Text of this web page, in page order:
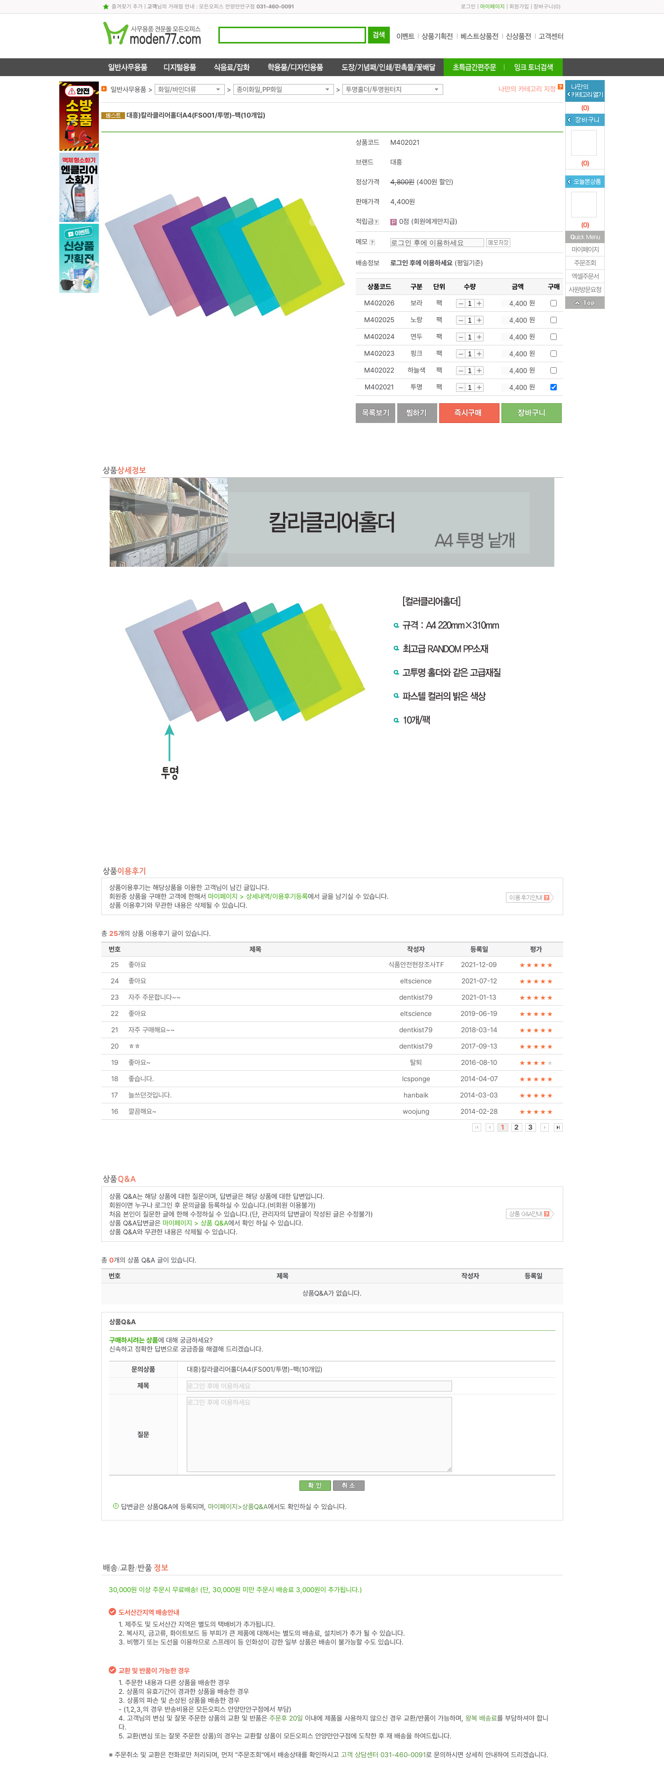
즐겨찾기 추가| 고객님의 거래점 안내 : 모든오피스 안양만안구점 031-460-0091 로그인 마이페이지 회원가입 장바구니 (0)
일반사무용품 > 화일/바인더류 > 종이화일,PP화일 > 투명홀더/투명원터치 나만의 카테고리 지정
대흥)칼라클리어홀더A4(FS001/투명)-팩(10개입)
상품코드 M402021
브랜드 대흥
정상가격 4,800원(400원 할인)
판매가격 4,400원
적립금 0점 (회원에게만지급)
메모
배송정보 로그인 후에 이용하세요(평일기준)
상품코드 구분 단위 수량 금액 구매
M402026 보라 팩 원
M402025 노랑 팩 원
M402024 연두 팩 원
M402023 핑크 팩 원
M402022 하늘색 팩 원
M402021 투명 팩 원
상품이용후기는 해당상품을 이용한 고객님이 남긴 글입니다.
회원중 상품을 구매한 고객에 한해서 마이페이지 > 상세내역/이용후기등록에서 글을 남기실 수 있습니다.
상품 이용후기와 무관한 내용은 삭제될 수 있습니다.
총 25개의 상품 이용후기 글이 있습니다.
번호
제목 작성자 등록일
평가
25
좋아요 식품안전현장조사TF 2021-12-09
24 좋아요 eltscience 2021-07-12
23 자주 주문합니다~~ dentkist79 2021-01-13
22 좋아요 eltscience 2019-06-19
21 자주 구매해요~~ dentkist79 2018-03-14
20 ㅎㅎ dentkist79 2017-09-13
19 좋아요~ 탈퇴 2016-08-10
18 좋습니다. lcsponge 2014-04-07
17 늘쓰던것입니다. hanbaik 2014-03-03
16 깔끔해요~ woojung
2014-02-28
1
2 3
상품 Q&A는 해당 상품에 대한 질문이며, 답변글은 해당 상품에 대한 답변입니다.
회원이면 누구나 로그인 후 문의글을 등록하실 수 있습니다.(비회원 이용불가)
처음 본인이 질문한 글에 한해 수정하실 수 있습니다.(단, 관리자의 답변글이 작성된 글은 수정불가)
상품 Q&A답변글은 마이페이지 > 상품 Q&A에서 확인 하실 수 있습니다.
상품 Q&A와 무관한 내용은 삭제될 수 있습니다.
총 0개의 상품 Q&A 글이 있습니다.
번호
제목 작성자 등록일
상품Q&A가 없습니다.
상품Q&A
구매하시려는 상품에 대해 궁금하세요?
신속하고 정확한 답변으로 궁금증을 해결해 드리겠습니다.
문의상품 대흥)칼라클리어홀더A4(FS001/투명)-팩(10개입)
제목
질문
답변글은 상품Q&A에 등록되며, 마이페이지>상품Q&A에서도 확인하실 수 있습니다.
30,000원 이상 주문시 무료배송! (단, 30,000원 미만 주문시 배송료 3,000원이 추가됩니다.)
도서산간지역 배송안내
1. 제주도 및 도서산간 지역은 별도의 택배비가 추가됩니다.
2. 복사지, 금고류, 화이트보드 등 부피가 큰 제품에 대해서는 별도의 배송료, 설치비가 추가 될 수 있습니다.
3. 비행기 또는 도선을 이용하므로 스프레이 등 인화성이 강한 일부 상품은 배송이 불가능할 수도 있습니다.
교환 및 반품이 가능한 경우
1. 주문한 내용과 다른 상품을 배송한 경우
2. 상품의 유효기간이 경과한 상품을 배송한 경우
3. 상품의 파손 및 손상된 상품을 배송한 경우
- (1,2,3,의 경우 반송비용은 모든오피스 안양만안구점에서 부담)
4. 고객님의 변심 및 잘못 주문한 상품의 교환 및 반품은 주문후 20일 이내에 제품을 사용하지 않으신 경우 교환/반품이 가능하며, 왕복 배송료를 부담하셔야 합니
다.
5. 교환(변심 또는 잘못 주문한 상품)의 경우는 교환할 상품이 모든오피스 안양만안구점에 도착한 후 재 배송을 하여드립니다.
※ 주문취소 및 교환은 전화로만 처리되며, 먼저 "주문조회"에서 배송상태를 확인하시고 고객 상담센터 031-460-0091로 문의하시면 상세히 안내하여 드리겠습니다.
(0)
(0)
(0)
마이페이지
주문조회
엑셀주문서
사원방문요청